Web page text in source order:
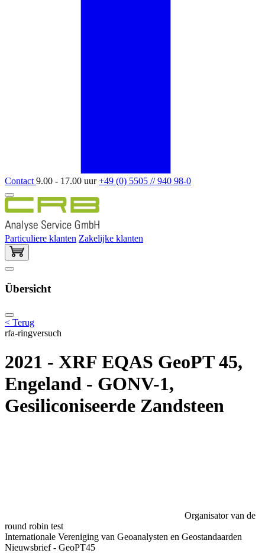
Contact 9.00 - 17.00 uur+49 (0) 5505 // 940 98-0
Particuliere klanten Zakelijke klanten
Übersicht
< Terug
rfa-ringversuch
2021 - XRF EQAS GeoPT 45,
Engeland - GONV-1,
Gesiliconiseerde Zandsteen
Organisator van de
round robin test
Internationale Vereniging van Geoanalysten en Geostandaarden
Nieuwsbrief - GeoPT45